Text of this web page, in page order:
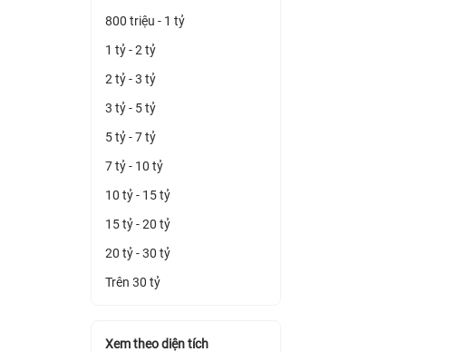
800 triệu - 1 tỷ
1 tỷ - 2 tỷ
2 tỷ - 3 tỷ
3 tỷ - 5 tỷ
5 tỷ - 7 tỷ
7 tỷ - 10 tỷ
10 tỷ - 15 tỷ
15 tỷ - 20 tỷ
20 tỷ - 30 tỷ
Trên 30 tỷ
Xem theo diện tích